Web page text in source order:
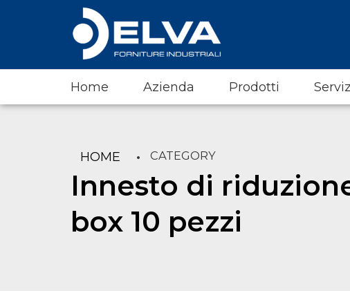
Home Azienda Prodotti
HOME CATEGORY
Innesto di
box 10 pezzi